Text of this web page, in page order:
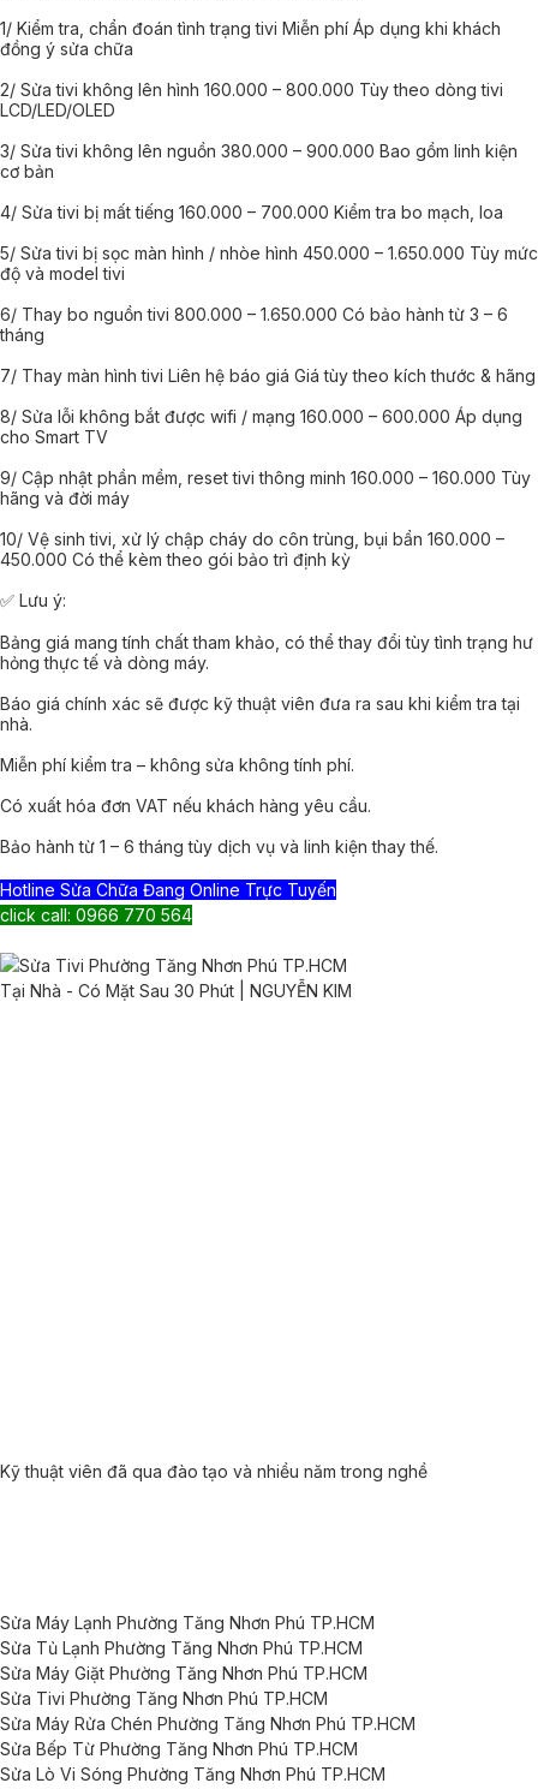
1/ Kiểm tra, chẩn đoán tình trạng tivi Miễn phí Áp dụng khi khách
đồng ý sửa chữa
2/ Sửa tivi không lên hình 160.000 – 800.000 Tùy theo dòng tivi
LCD/LED/OLED
3/ Sửa tivi không lên nguồn 380.000 – 900.000 Bao gồm linh kiện
cơ bản
4/ Sửa tivi bị mất tiếng 160.000 – 700.000 Kiểm tra bo mạch, loa
5/ Sửa tivi bị sọc màn hình / nhòe hình 450.000 – 1.650.000 Tùy mức
độ và model tivi
6/ Thay bo nguồn tivi 800.000 – 1.650.000 Có bảo hành từ 3 – 6
tháng
7/ Thay màn hình tivi Liên hệ báo giá Giá tùy theo kích thước & hãng
8/ Sửa lỗi không bắt được wifi / mạng 160.000 – 600.000 Áp dụng
cho Smart TV
9/ Cập nhật phần mềm, reset tivi thông minh 160.000 – 160.000 Tùy
hãng và đời máy
10/ Vệ sinh tivi, xử lý chập cháy do côn trùng, bụi bẩn 160.000 –
450.000 Có thể kèm theo gói bảo trì định kỳ
✅ Lưu ý:
Bảng giá mang tính chất tham khảo, có thể thay đổi tùy tình trạng hư
hỏng thực tế và dòng máy.
Báo giá chính xác sẽ được kỹ thuật viên đưa ra sau khi kiểm tra tại
nhà.
Miễn phí kiểm tra – không sửa không tính phí.
Có xuất hóa đơn VAT nếu khách hàng yêu cầu.
Bảo hành từ 1 – 6 tháng tùy dịch vụ và linh kiện thay thế.
Hotline Sửa Chữa Đang Online Trực Tuyến
click call: 0966 770 564
Kỹ thuật viên đã qua đào tạo và nhiều năm trong nghề
Sửa Máy Lạnh Phường Tăng Nhơn Phú TP.HCM
Sửa Tủ Lạnh Phường Tăng Nhơn Phú TP.HCM
Sửa Máy Giặt Phường Tăng Nhơn Phú TP.HCM
Sửa Tivi Phường Tăng Nhơn Phú TP.HCM
Sửa Máy Rửa Chén Phường Tăng Nhơn Phú TP.HCM
Sửa Bếp Từ Phường Tăng Nhơn Phú TP.HCM
Sửa Lò Vi Sóng Phường Tăng Nhơn Phú TP.HCM